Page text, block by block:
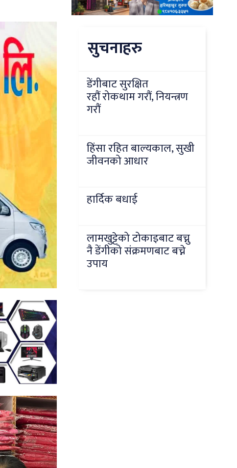
सुचनाहरु
डेंगीबाट सुरक्षित
रहौं रोकथाम गरौं, नियन्त्रण
गरौं
हिंसा रहित बाल्यकाल, सुखी
जीवनको आधार
हार्दिक बधाई
लामखुट्टेको टोकाइबाट बच्नु
नै डेंगीको संक्रमणबाट बच्ने
उपाय